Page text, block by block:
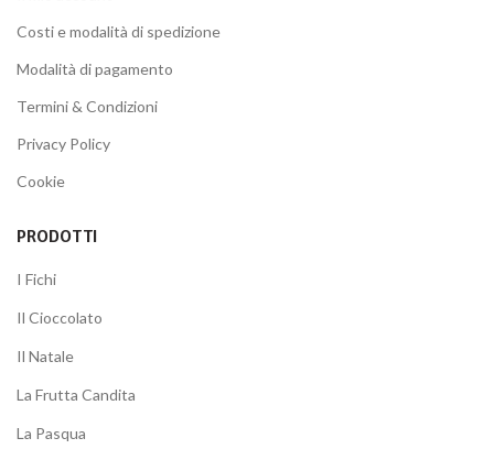
Costi e modalità di spedizione
Modalità di pagamento
Termini & Condizioni
Privacy Policy
Cookie
PRODOTTI
I Fichi
Il Cioccolato
Il Natale
La Frutta Candita
La Pasqua